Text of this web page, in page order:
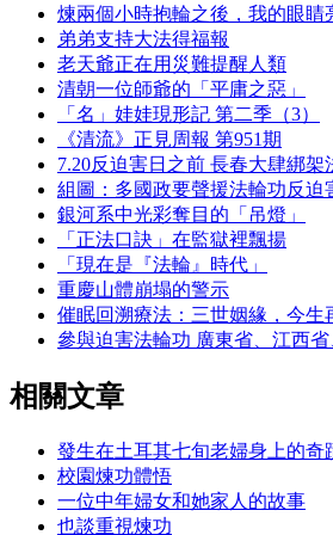
煉兩個小時抱輪之後，我的眼睛
弟弟支持大法得福報
老天爺正在用災難提醒人類
清朝一位師爺的「平庸之惡」
「名」娃娃現形記 第二季（3）
《清流》正見周報 第951期
7.20反迫害日之前 長春大肆綁架
組圖：多國政要聲援法輪功反迫
銀河系中光彩奪目的「吊燈」
「正法口訣」在監獄裡飄揚
「現在是『法輪』時代」
重慶山體崩塌的警示
催眠回溯療法：三世姻緣，今生
參與迫害法輪功 廣東省、江西
相關文章
發生在土耳其七旬老婦身上的奇
校園煉功體悟
一位中年婦女和她家人的故事
也談重視煉功